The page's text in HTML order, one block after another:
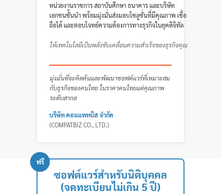
หน่วยงานราชการ สถาบันศึกษา ธนาคาร และบริษัท
เอกชนชั้นนำ พร้อมมุ่งมั่นส่งมอบโซลูชั่นที่มีคุณภาพ เชื่อ
ถือได้ และตอบโจทย์ความต้องการทางธุรกิจในยุคดิจิทัล
ให้เทคโนโลยีเป็นพลังขับเคลื่อนความสำเร็จของธุรกิจคุณ
มุ่งมั่นที่จะคิดค้นและพัฒนาซอฟต์แวร์ที่เหมาะสม
กับธุรกิจของคนไทย ในราคาคนไทยแต่คุณภาพ
ระดับสากล
บริษัท คอมแพทบิส จำกัด
(COMPATBIZ CO., LTD.)
ฟรี
ซอฟต์แวร์สำหรับนิติบุคคล
(จดทะเบียนไม่เกิน 5 ปี)